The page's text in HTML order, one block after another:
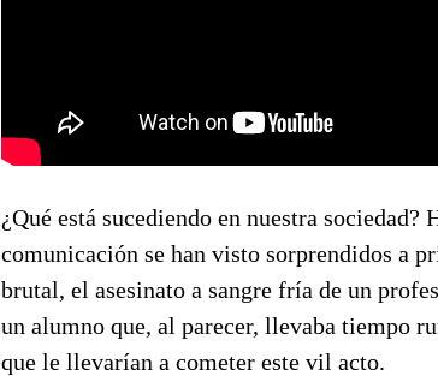
¿Qué está sucediendo en nuestra
comunicación se han visto sorprendidos a
brutal, el asesinato a sangre fría de un
un alumno que, al parecer, llevaba tiempo
que le llevarían a cometer este vil acto.